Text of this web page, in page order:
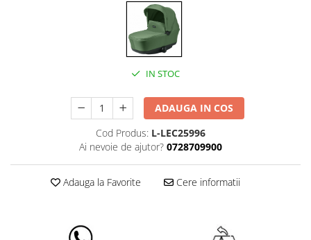
IN STOC
ADAUGA IN COS
Cod Produs: L-LEC25996
Ai nevoie de ajutor? 0728709900
Adauga la Favorite Cere informatii